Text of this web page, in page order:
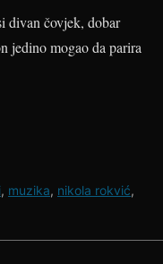
divan čovjek, dobar
jedino mogao da parira
, muzika, nikola rokvić,